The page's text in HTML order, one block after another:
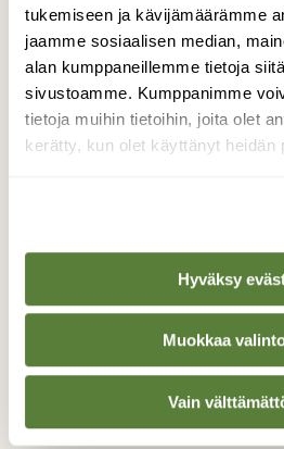
tukemiseen ja kävijämäärämme
jaamme sosiaalisen median,
alan kumppaneillemme tietoja
sivustoamme. Kumppanimme
tietoja muihin tietoihin, joita olet
kerätty, kun olet käyttänyt heidän
Hyväksy
Muokkaa
Vain
Syksyn
ruokailemassa ennen
Valokuvaaja: Päivi
TAKAISIN